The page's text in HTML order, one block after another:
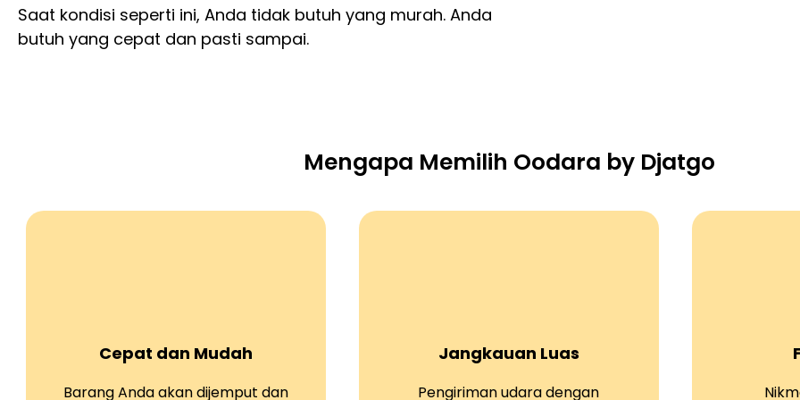
Saat kondisi seperti ini, Anda tidak butuh yang murah. Anda
butuh yang cepat dan pasti sampai.
Mengapa Memilih Oodara by Djatgo
Cepat dan Mudah
Barang Anda akan dijemput dan
Jangkauan Luas
Pengiriman udara dengan